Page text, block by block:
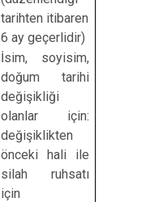
tarihten itibaren
6 ay geçerlidir)
İsim, soyisim,
doğum tarihi
değişikliği
olanlar için:
değişiklikten
önceki hali ile
silah ruhsatı
için